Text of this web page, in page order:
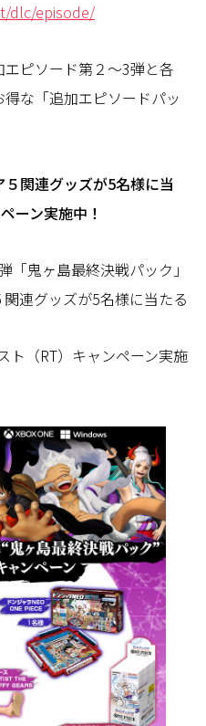
dlc/episode/
ピソード第２～3弾と各
な「追加エピソードパッ
関連グッズが5名様に当
ーン実施中！
「鬼ヶ島最終決戦パック」
連グッズが5名様に当たる
ト（RT）キャンペーン実施